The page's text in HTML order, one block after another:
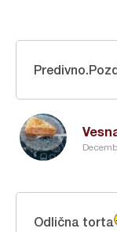
Odlična torta